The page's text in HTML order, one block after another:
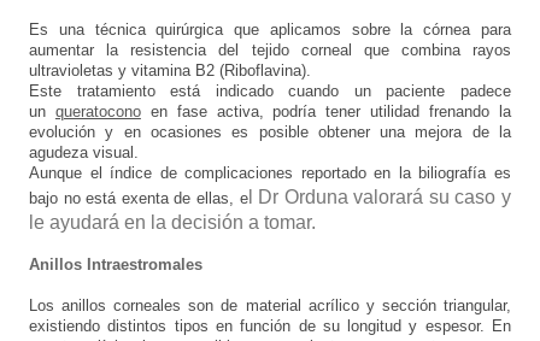
Es una técnica quirúrgica que aplicamos sobre la córnea para
aumentar la resistencia del tejido corneal que combina rayos
ultravioletas y vitamina B2 (Riboflavina).
Este tratamiento está indicado cuando un paciente padece
un queratoconoen fase activa, podría tener utilidad frenando la
evolución y en ocasiones es posible obtener una mejora de la
agudeza visual.
Aunque el índice de complicaciones reportado en la biliografía es
bajo no está exenta de ellas, el Dr Orduna valorará su caso y
le ayudará en la decisión a tomar.
Anillos Intraestromales
Los anillos corneales son de material acrílico y sección triangular,
existiendo distintos tipos en función de su longitud y espesor. En